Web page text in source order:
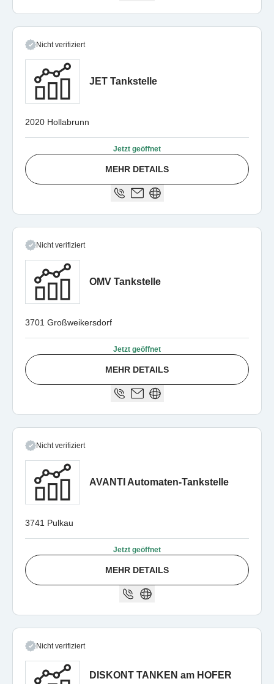
Nicht verifiziert
JET Tankstelle
2020 Hollabrunn
Jetzt geöffnet
MEHR DETAILS
Nicht verifiziert
OMV Tankstelle
3701 Großweikersdorf
Jetzt geöffnet
MEHR DETAILS
Nicht verifiziert
AVANTI Automaten-Tankstelle
3741 Pulkau
Jetzt geöffnet
MEHR DETAILS
Nicht verifiziert
DISKONT TANKEN am HOFER